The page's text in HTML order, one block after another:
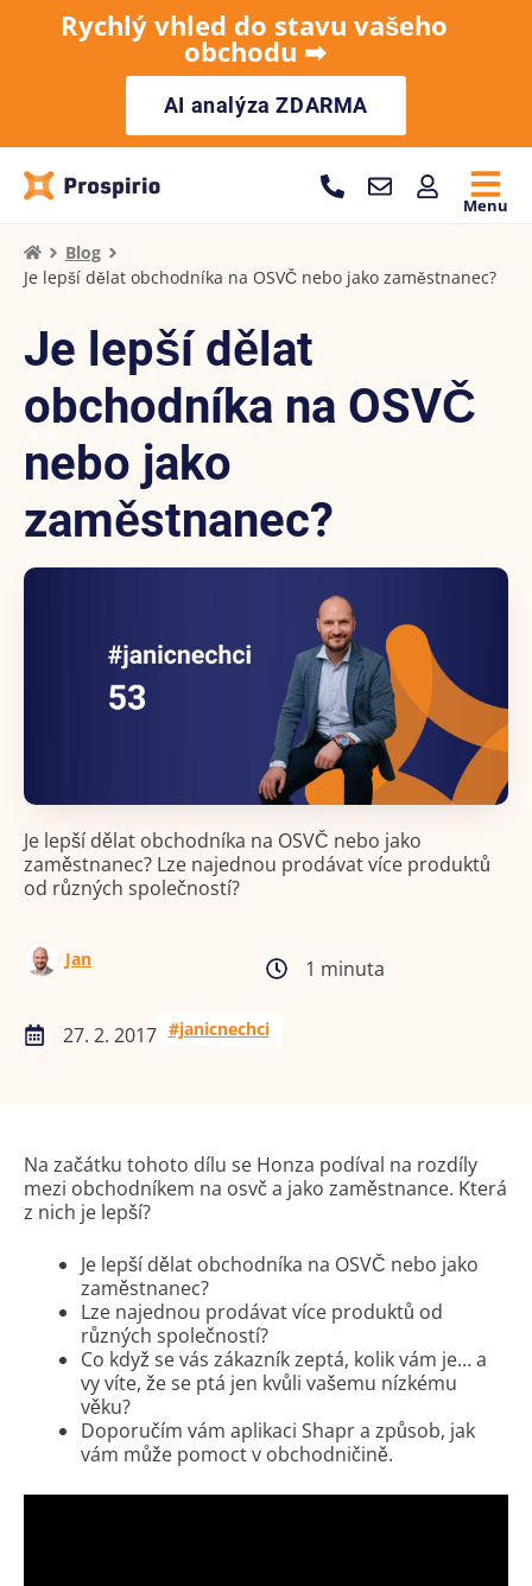
Rychlý vhled do stavu vašeho
obchodu ➡︎
AI analýza ZDARMA
Menu
Blog
Je lepší dělat obchodníka na OSVČ nebo jako zaměstnanec?
Je lepší dělat
obchodníka na OSVČ
nebo jako
zaměstnanec?
Je lepší dělat obchodníka na OSVČ nebo jako
zaměstnanec? Lze najednou prodávat více produktů
od různých společností?
Jan 1 minuta
27. 2. 2017 #janicnechci
Na začátku tohoto dílu se Honza podíval na rozdíly
mezi obchodníkem na osvč a jako zaměstnance. Která
z nich je lepší?
Je lepší dělat obchodníka na OSVČ nebo jako
zaměstnanec?
Lze najednou prodávat více produktů od
různých společností?
Co když se vás zákazník zeptá, kolik vám je… a
vy víte, že se ptá jen kvůli vašemu nízkému
věku?
Doporučím vám aplikaci Shapr a způsob, jak
vám může pomoct v obchodničině.